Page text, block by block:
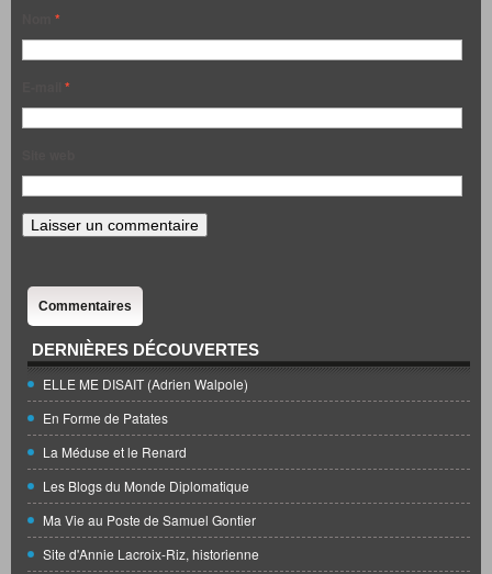
*
*
Commentaires
DERNIÈRES DÉCOUVERTES
ELLE ME DISAIT (Adrien Walpole)
En Forme de Patates
La Méduse et le Renard
Les Blogs du Monde Diplomatique
Ma Vie au Poste de Samuel Gontier
Site d'Annie Lacroix-Riz, historienne